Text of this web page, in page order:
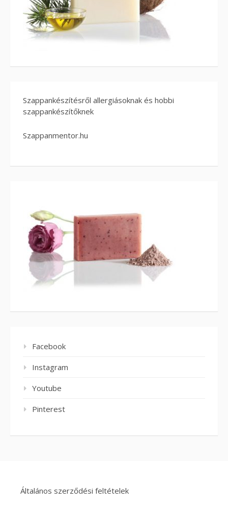
Szappankészítésről allergiásoknak és hobbi
szappankészítőknek
Szappanmentor.hu
Facebook
Instagram
Youtube
Pinterest
Általános szerződési feltételek